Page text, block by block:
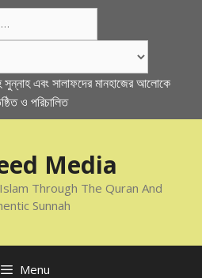
এবং সালাফদের মানহাজের আলোকে
ও পরিচালিত
Media
Through The Quran And
Sunnah
Menu